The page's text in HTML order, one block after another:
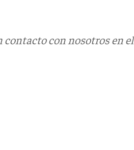
contacto con nosotros en el